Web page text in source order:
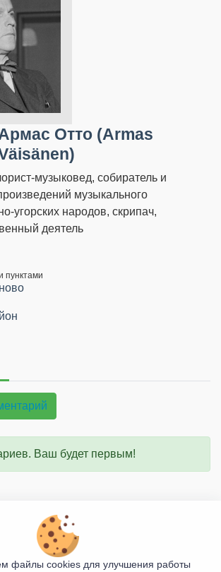
Отто (Armas
музыковед, собиратель и
музыкального
угорских народов, скрипач,
деятель
пунктами
Ваш будет первым!
Правила сайта
файлы cookies для улучшения работы